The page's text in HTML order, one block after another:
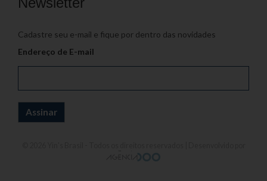
Cadastre seu e-mail e fique por dentro das novidades
Endereço de E-mail